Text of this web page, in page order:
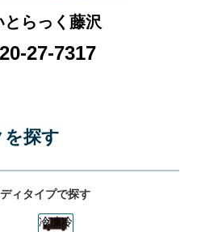
とらっく藤沢
27-7317
探す
ィタイプで探す
冷凍冷